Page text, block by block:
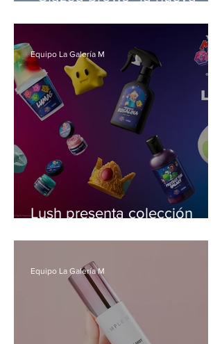
Cosmetics para lograr unas
cejas perfectas
Lush presenta colección
Mario Galaxy
Equipo La Galería M
Equipo La Galería M